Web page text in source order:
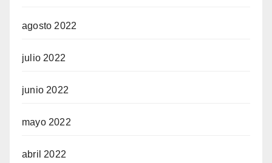
agosto 2022
julio 2022
junio 2022
mayo 2022
abril 2022